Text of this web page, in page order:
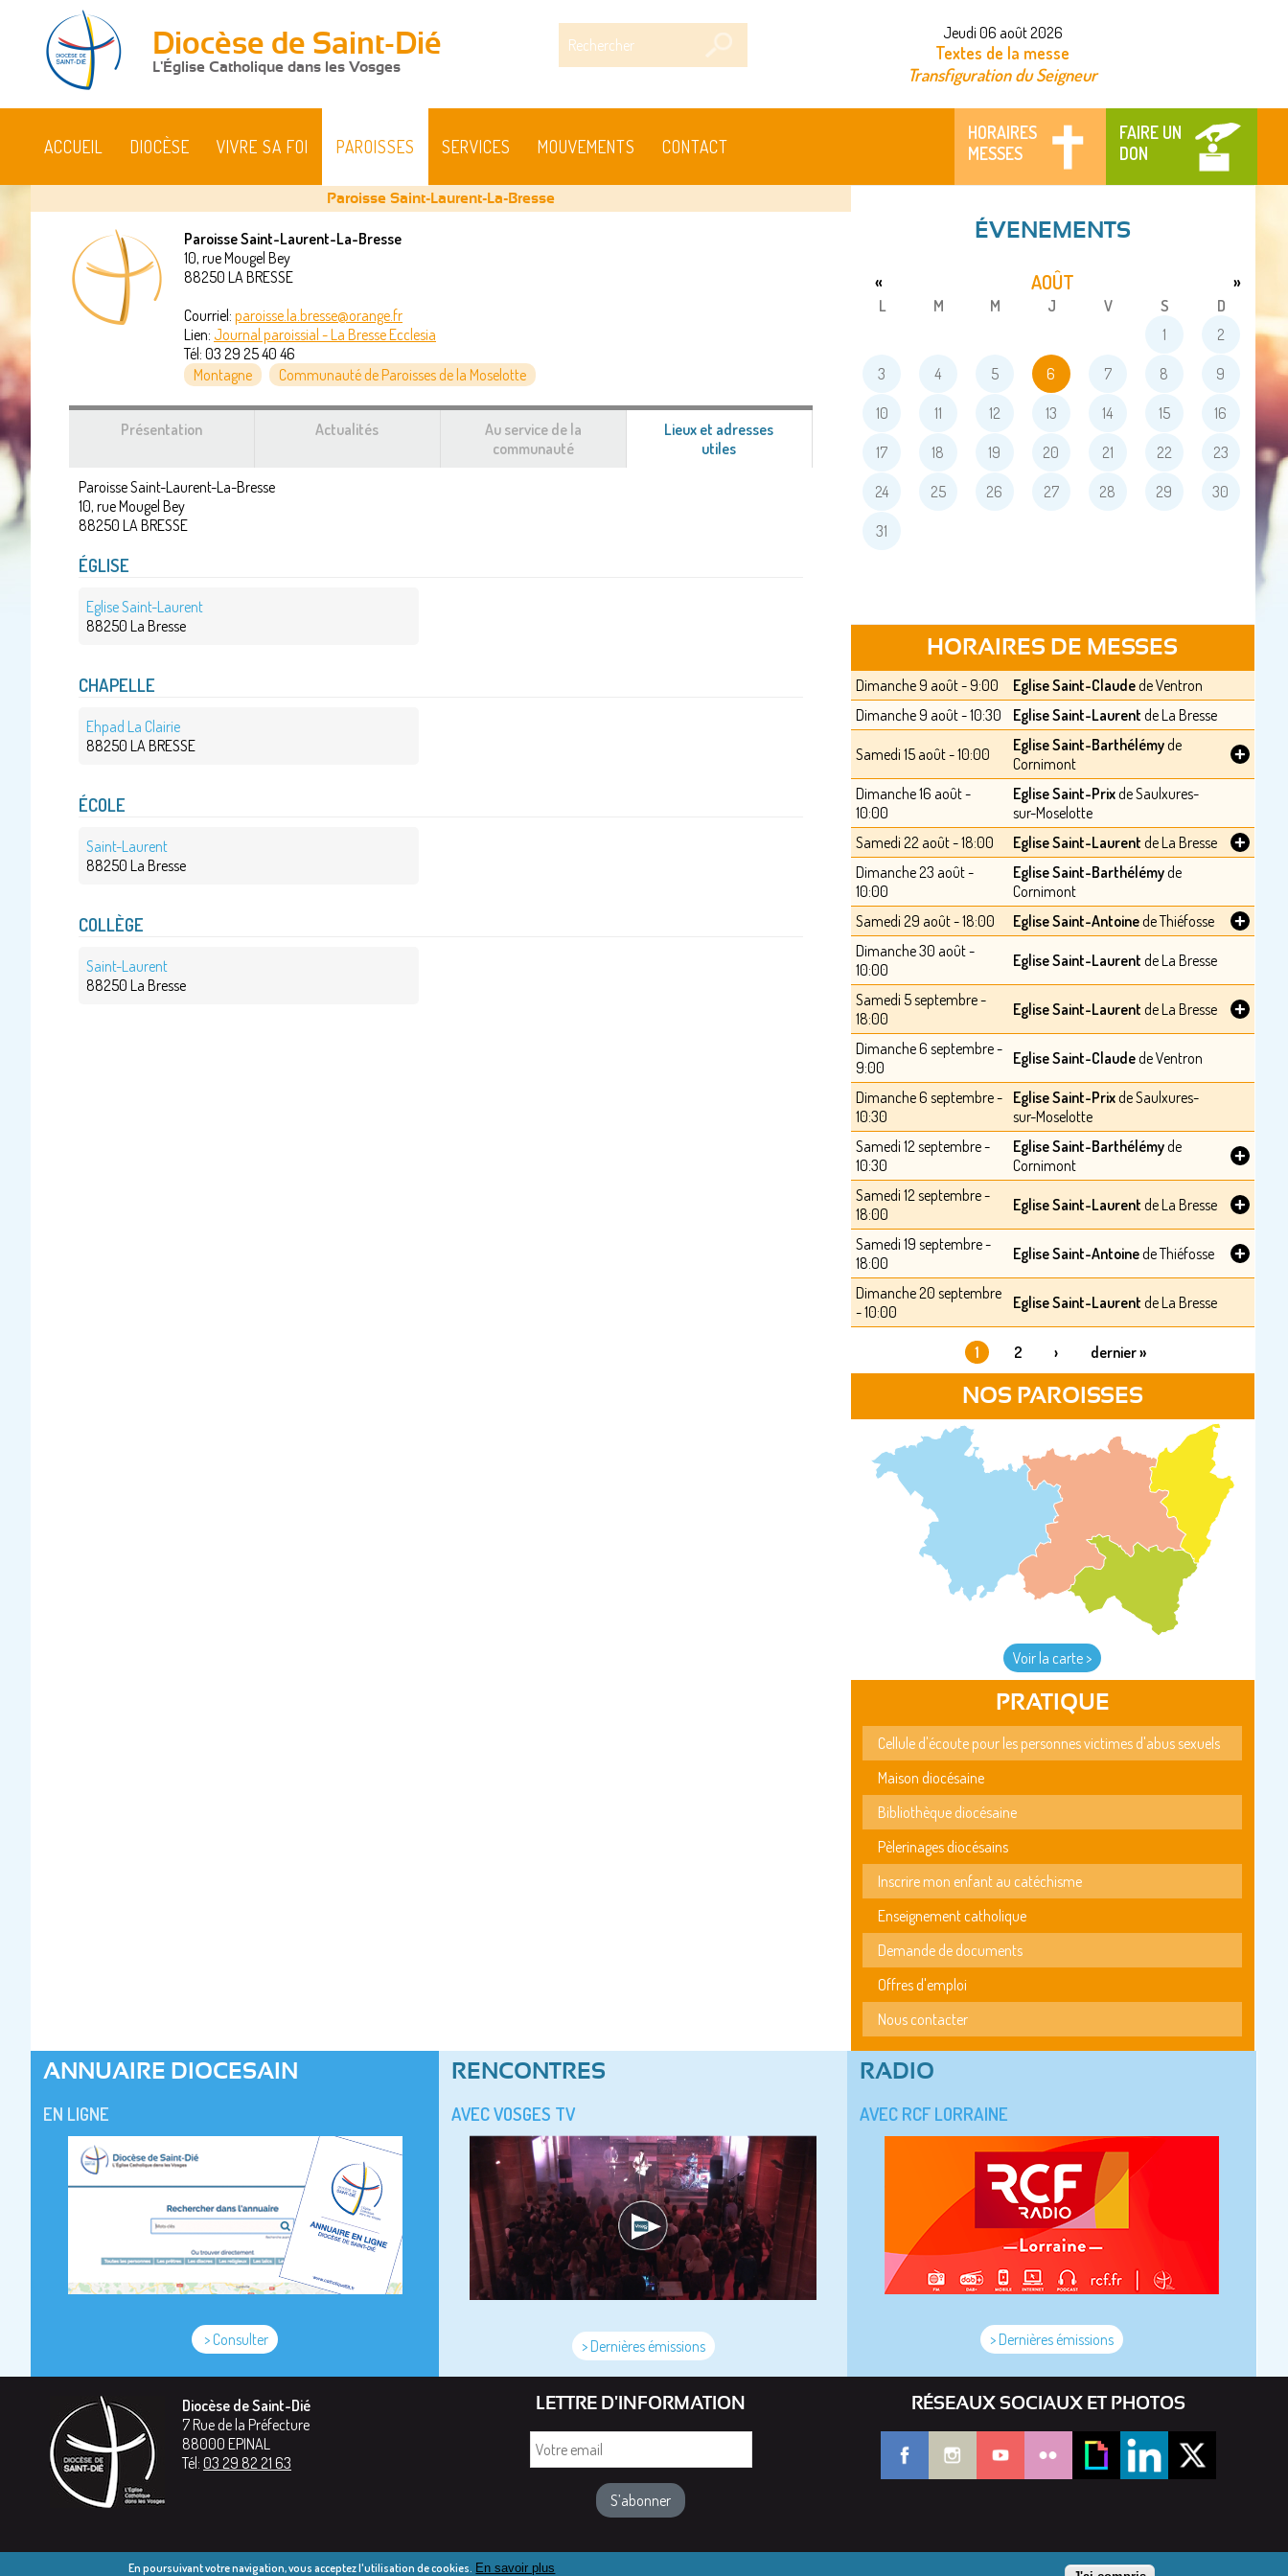
Diocèse de Saint-Dié
L'Église Catholique dans les Vosges
Jeudi 06 août 2026
Textes de la messe
Transfiguration du Seigneur
HORAIRES
MESSES
FAIRE UN
DON
ACCUEIL DIOCÈSE VIVRE SA FOI PAROISSES SERVICES MOUVEMENTS CONTACT
Vous
êtes
Paroisse Saint-Laurent-La-Bresse
Paroisse Saint-Laurent-La-Bresse
10, rue Mougel Bey
88250 LA BRESSE
Courriel: paroisse.la.bresse@orange.fr
Lien: Journal paroissial - La Bresse Ecclesia
Tél: 03 29 25 40 46
Montagne
Communauté de Paroisses de la Moselotte
Présentation Actualités
Au service de la
communauté
Lieux et adresses
utiles
Paroisse Saint-Laurent-La-Bresse
10, rue Mougel Bey
88250 LA BRESSE
ÉGLISE
Eglise Saint-Laurent
88250 La Bresse
CHAPELLE
Ehpad La Clairie
88250 LA BRESSE
ÉCOLE
Saint-Laurent
88250 La Bresse
COLLÈGE
Saint-Laurent
88250 La Bresse
ÉVENEMENTS
AOÛT
« »
L M M J V S
D
1
2
3 4 5 6 7 8 9
10 11 12 13 14 15 16
17 18 19 20 21 22 23
24 25 26 27 28 29 30
31
HORAIRES DE MESSES
Dimanche 9 août - 9:00 Eglise Saint-Claudede Ventron
Dimanche 9 août - 10:30
Eglise Saint-Laurent de La Bresse
Samedi 15 août - 10:00 Eglise Saint-Barthélémyde
Cornimont
+
Dimanche 16 août -
10:00
Eglise Saint-Prixde Saulxures-
sur-Moselotte
Samedi 22 août - 18:00
Eglise Saint-Laurent de La Bresse +
Dimanche 23 août -
10:00
Eglise Saint-Barthélémyde
Cornimont
Samedi 29 août - 18:00
Eglise Saint-Antoinede Thiéfosse +
Dimanche 30 août -
10:00
Eglise Saint-Laurent de La Bresse
Samedi 5 septembre -
18:00
Eglise Saint-Laurent de La Bresse +
Dimanche 6 septembre -
9:00
Eglise Saint-Claudede Ventron
Dimanche 6 septembre -
10:30
Eglise Saint-Prixde Saulxures-
sur-Moselotte
Samedi 12 septembre -
10:30
Eglise Saint-Barthélémyde
Cornimont
+
Samedi 12 septembre -
18:00
Eglise Saint-Laurent de La Bresse +
Samedi 19 septembre -
18:00
Eglise Saint-Antoinede Thiéfosse +
Dimanche 20 septembre
- 10:00
Eglise Saint-Laurent de La Bresse
1 2 › dernier »
NOS PAROISSES
Voir la carte >
PRATIQUE
Cellule d'écoute pour les personnes victimes d'abus sexuels
Maison diocésaine
Bibliothèque diocésaine
Pèlerinages diocésains
Inscrire mon enfant au catéchisme
Enseignement catholique
Demande de documents
Offres d'emploi
Nous contacter
ANNUAIRE DIOCESAIN
EN LIGNE
> Consulter
RENCONTRES
AVEC VOSGES TV
> Dernières émissions
RADIO
AVEC RCF LORRAINE
> Dernières émissions
Diocèse de Saint-Dié
7 Rue de la Préfecture
88000 EPINAL
Tél: 03 29 82 21 63
LETTRE D'INFORMATION RÉSEAUX SOCIAUX ET PHOTOS
En poursuivant votre navigation, vous acceptez l'utilisation de cookies. En savoir plus